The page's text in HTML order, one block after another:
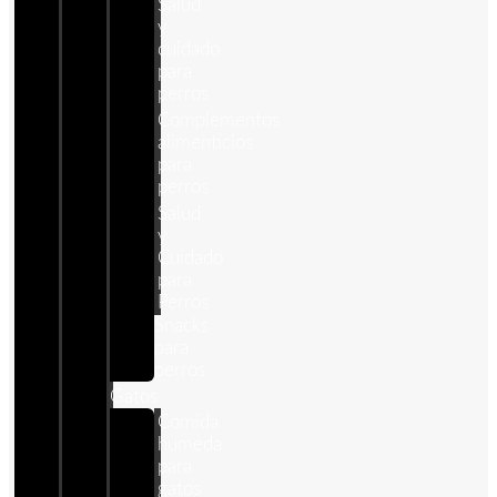
Salud
y
cuidado
para
perros
Complementos
alimenticios
para
perros
Salud
y
Cuidado
para
Perros
Gatos
Comida
humeda
para
gatos